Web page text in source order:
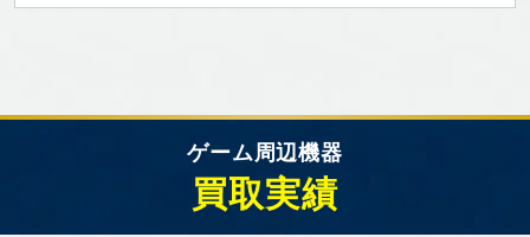
ゲーム周辺機器
買取実績